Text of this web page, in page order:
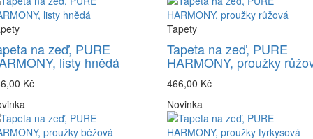
na zeď, PURE
listy hnědá
Kč
Tapety
Tapeta na zeď, PURE
HARMONY, proužky
466,00 Kč
Novinka